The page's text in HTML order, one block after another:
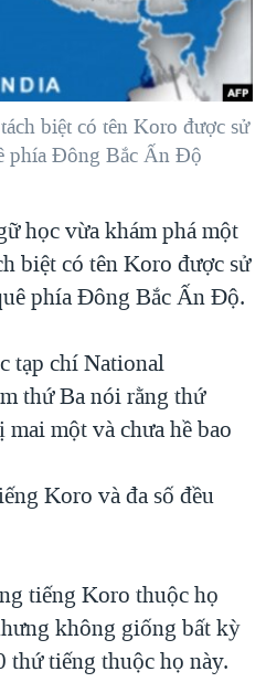
DẢI GAZA
ĐƯỜNG
NAY
TẠI VIỆT NAM
PHỦ VIỆT NAM
TRỘM HẢI SÂM
VỌNG TỪ NÔNG THÔN MỸ
biệt có tên Koro được sử
phía Đông Bắc Ấn Độ
học vừa khám phá một
biệt có tên Koro được sử
phía Đông Bắc Ấn Độ.
tạp chí National
thứ Ba nói rằng thứ
một và chưa hề bao
Koro và đa số đều
tiếng Koro thuộc họ
không giống bất kỳ
thứ tiếng thuộc họ này.